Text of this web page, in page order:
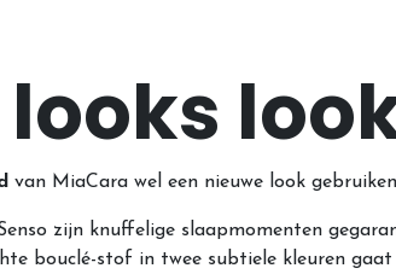
looks
van MiaCara wel een nieuwe look
zijn knuffelige slaapmomenten
bouclé-stof in twee subtiele kleuren